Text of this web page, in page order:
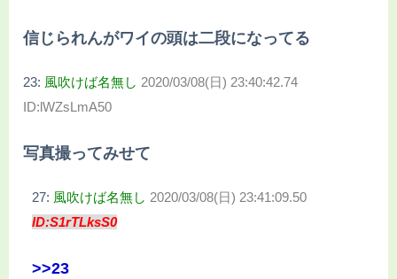
信じられんがワイの頭は二段になってる
23: 風吹けば名無し 2020/03/08(日) 23:40:42.74
ID:lWZsLmA50
写真撮ってみせて
27: 風吹けば名無し 2020/03/08(日) 23:41:09.50
ID:S1rTLksS0
>>23